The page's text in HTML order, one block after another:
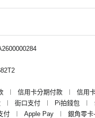
︱ 信用卡分期付款 ︱ 信用
︱ 街口支付 ︱ Pi拍錢包 ︱
付 ︱ Apple Pay ︱ 銀角零卡